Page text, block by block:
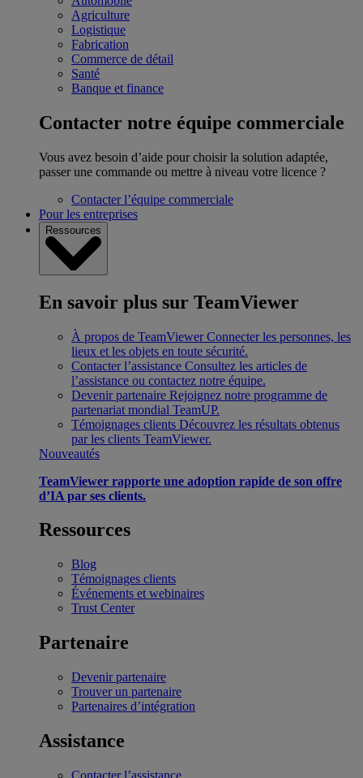
Agriculture
Logistique
Fabrication
Commerce de détail
Santé
Banque et finance
Contacter notre équipe commerciale
Vous avez besoin d’aide pour choisir la solution adaptée,
passer une commande ou mettre à niveau votre licence ?
Contacter l’équipe commerciale
Pour les entreprises
Ressources
En savoir plus sur TeamViewer
À propos de TeamViewer Connecter les personnes, les
lieux et les objets en toute sécurité.
Contacter l’assistance Consultez les articles de
l’assistance ou contactez notre équipe.
Devenir partenaire Rejoignez notre programme de
partenariat mondial TeamUP.
Témoignages clients Découvrez les résultats obtenus
par les clients TeamViewer.
Nouveautés
TeamViewer rapporte une adoption rapide de son offre
d’IA par ses clients.
Ressources
Blog
Témoignages clients
Événements et webinaires
Trust Center
Partenaire
Devenir partenaire
Trouver un partenaire
Partenaires d’intégration
Assistance
Contacter l’assistance